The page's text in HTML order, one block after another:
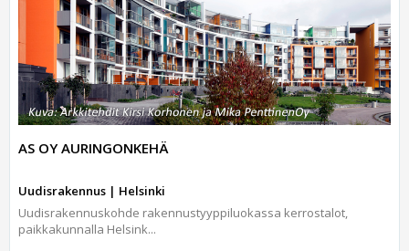
AS OY AURINGONKEHÄ
Uudisrakennus | Helsinki
Uudisrakennuskohde rakennustyyppiluokassa kerrostalot,
paikkakunnalla Helsink...